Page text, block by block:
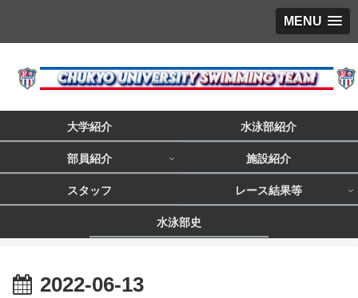
MENU
大学紹介 水泳部紹介
部員紹介 施設紹介
スタッフ レース結果等
水泳部史
2022-06-13